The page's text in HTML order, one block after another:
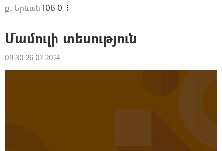
ք. Երևան 106.0
Մամուլի տեսություն
09:30 26.07.2024